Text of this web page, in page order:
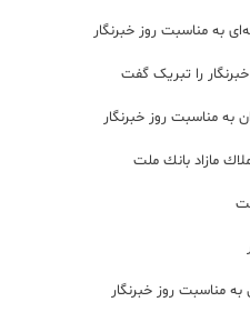
به مناسبت روز خبرنگار
را تبریک گفت
به مناسبت روز خبرنگار
مناسبت روز خبرنگار